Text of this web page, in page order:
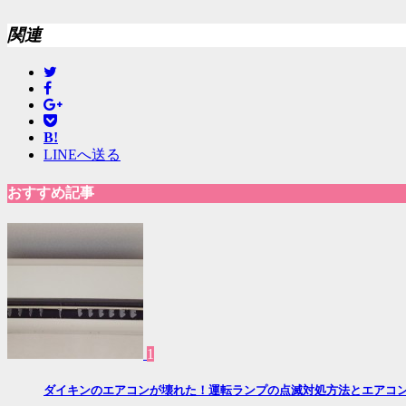
関連
B!
LINEへ送る
おすすめ記事
1
ダイキンのエアコンが壊れた！運転ランプの点滅対処方法とエアコ